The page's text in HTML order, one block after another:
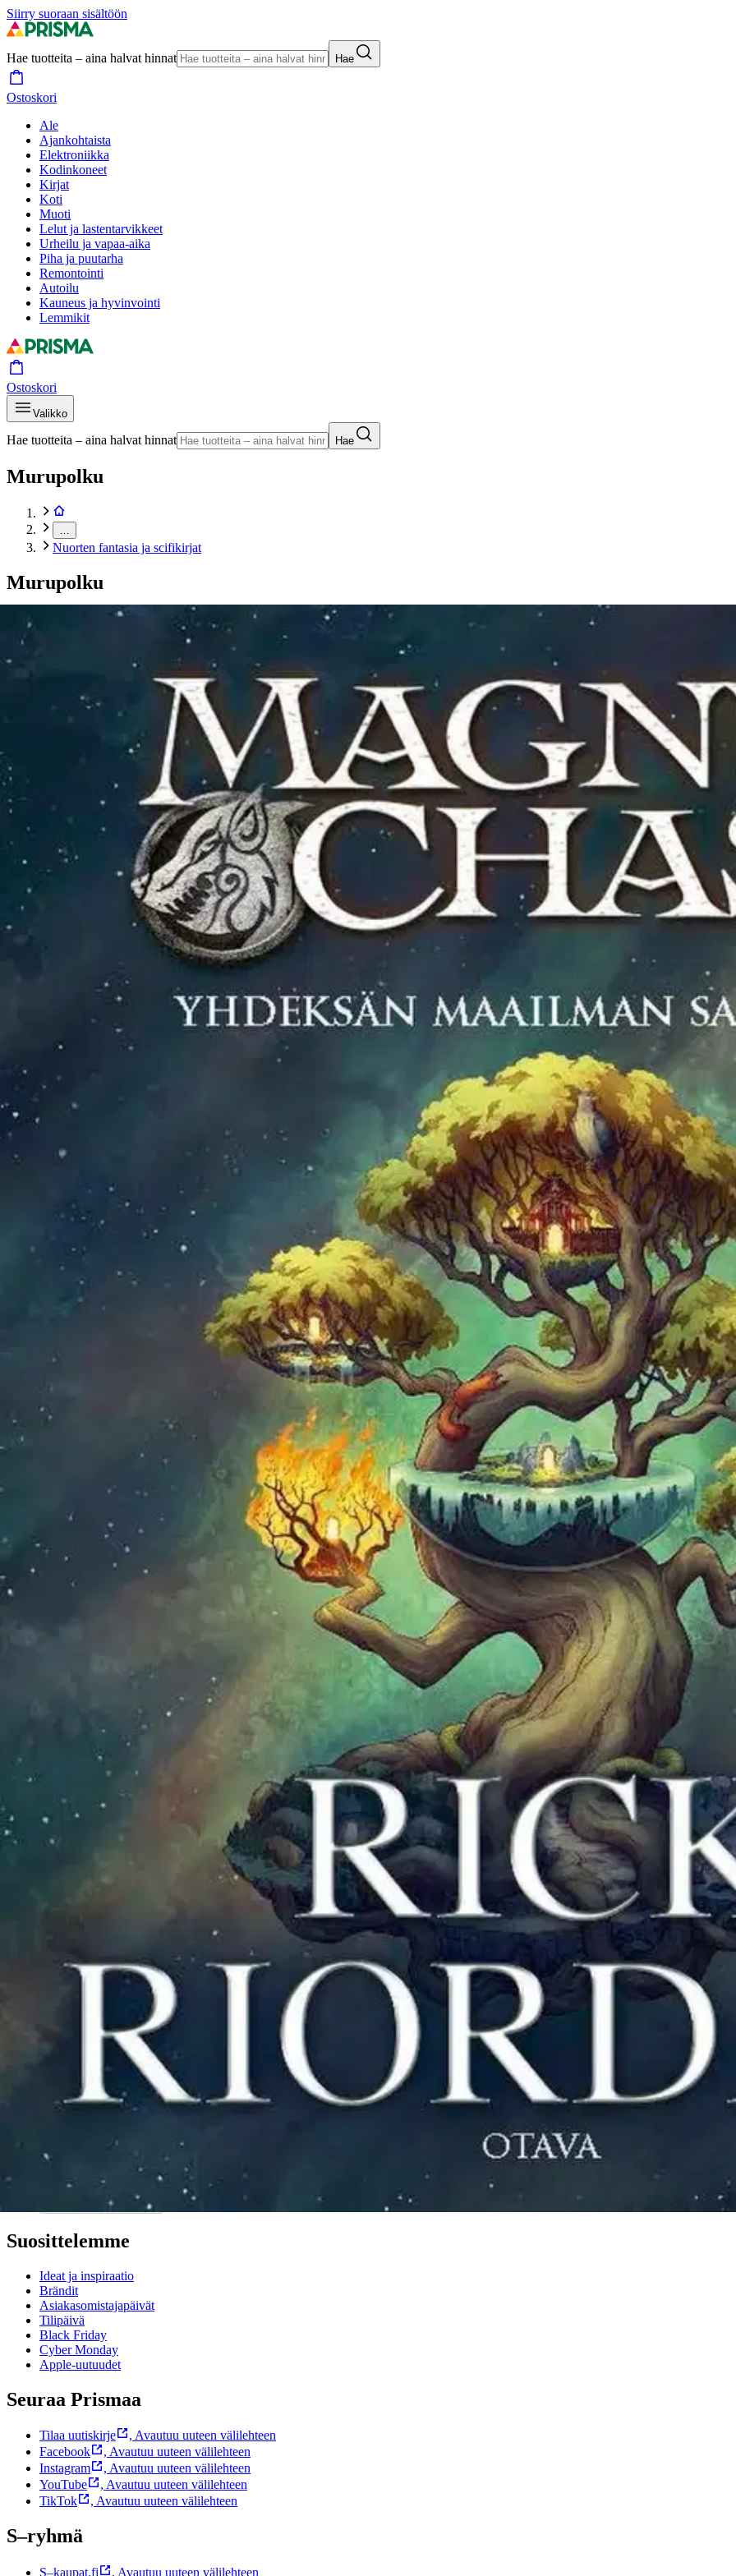
Siirry suoraan sisältöön
Hae tuotteita – aina halvat hinnat Hae
Ostoskori
Ale
Ajankohtaista
Elektroniikka
Kodinkoneet
Kirjat
Koti
Muoti
Lelut ja lastentarvikkeet
Urheilu ja vapaa-aika
Piha ja puutarha
Remontointi
Autoilu
Kauneus ja hyvinvointi
Lemmikit
Ostoskori
Valikko
Hae tuotteita – aina halvat hinnat Hae
Murupolku
Nuorten fantasia ja scifikirjat
Murupolku
Nuorten fantasia ja scifikirjat
Riordan, Yhdeksän maailman sankarit
Tuotekuvat- ja videot
Ohita tuotekuva
Asiakasomistaja-alennus-15 %
Avaa kuva suurempana
Karusellin nuolipainikkeet
Riordan, Yhdeksän maailman sankarit
Asiakasomistajahinta
Hinta ilman S-Etukorttia:
Valitse toimitustapa
Nouto myymälästä
Ilmainen toimitus yli 100 €:n tilauksille Postin pakettiautomaattiin tai
Etu ei koske Suuri‑lisäpalvelulla toimitettavia tuotteita.
Tarkista myymäläsaatavuus
Tuotekuvaus
Magnus Chase -sarjasta tutut sankarit palaavat yhdeksässä vauhdikkaassa tarinassa. Kun Magnus lomailee serkkunsa Annabethin luona,
selvitä tyhmistä jättiläisistä, asioihin sotkeutuvista jumalista ja muista murhanhimoisista olioista. Onnistuvatko he viivyttämään Ragnarökiä
Ominaisuudet
Oletko tyytyväinen tuotetietoihin?
Ovatko tuotetiedot riittävät? Jos tuotetiedoissa on puutteita tai niitä voisi muuten parantaa, anna palautetta.
Avautuu uuteen välilehteen
Verkkokauppa
Ohjeet
Ensitilaajan pikaopas
Toimitustavat
Käyttöehdot
Tietosuojakäytäntö
Mitä pidät Prisma.fi-verkkokaupasta?
Asiakaspalvelu
Usein kysytyt kysymykset
Bonus ja asiakasomistajuus
Prisma-myymälöiden yhteystiedot
Palvelut Prismassa
Muuta evästeasetuksia
Suosittelemme
Ideat ja inspiraatio
Brändit
Asiakasomistajapäivät
Tilipäivä
Black Friday
Cyber Monday
Apple-uutuudet
Seuraa Prismaa
Tilaa uutiskirje , Avautuu uuteen välilehteen
Facebook
, Avautuu uuteen välilehteen
Instagram
, Avautuu uuteen välilehteen
YouTube
, Avautuu uuteen välilehteen
TikTok
, Avautuu uuteen välilehteen
S–ryhmä
S–kaupat.fi , Avautuu uuteen välilehteen